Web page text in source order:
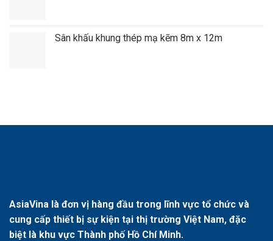
Sân khấu khung thép mạ kẽm 8m x 12m
AsiaVina là đơn vị hàng đầu trong lĩnh vực tổ chức và
cung cấp thiết bị sự kiện tại thị trường Việt Nam, đặc
biệt là khu vực Thành phố Hồ Chí Minh.